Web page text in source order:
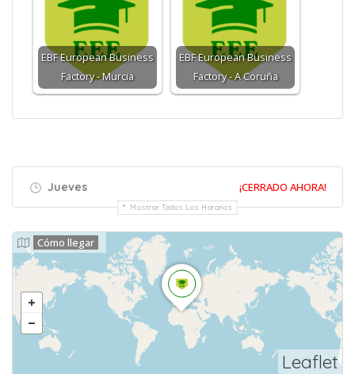
EBF European Business
Factory - Murcia
EBF European Business
Factory - A Coruña
Jueves ¡CERRADO AHORA!
Mostrar Todos Los Horarios
Leaflet
Cómo llegar